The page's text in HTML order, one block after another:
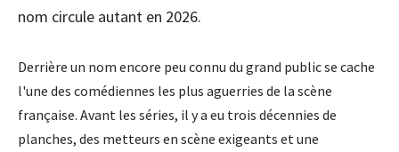
nom circule autant en 2026.
Derrière un nom encore peu connu du grand public se cache
l'une des comédiennes les plus aguerries de la scène
française. Avant les séries, il y a eu trois décennies de
planches, des metteurs en scène exigeants et une